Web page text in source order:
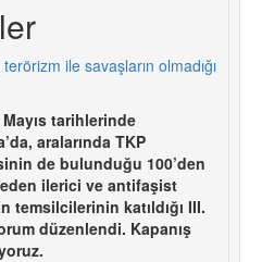
ile savaşların olmadığı
tarihlerinde
aralarında TKP
de bulunduğu 100’den
ilerici ve antifaşist
temsilcilerinin katıldığı III.
düzenlendi. Kapanış